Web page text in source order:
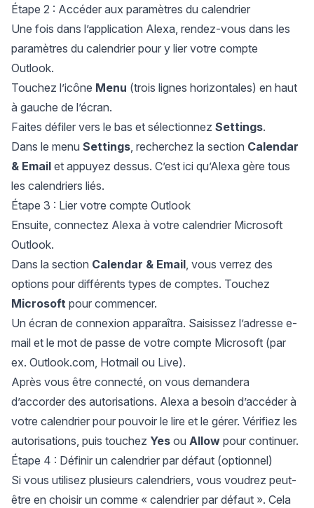
Étape 2 : Accéder aux paramètres du calendrier
Une fois dans l’application Alexa, rendez-vous dans les
paramètres du calendrier pour y lier votre compte
Outlook.
Touchez l’icône Menu (trois lignes horizontales) en haut
à gauche de l’écran.
Faites défiler vers le bas et sélectionnez Settings.
Dans le menu Settings, recherchez la section Calendar
& Email et appuyez dessus. C’est ici qu’Alexa gère tous
les calendriers liés.
Étape 3 : Lier votre compte Outlook
Ensuite, connectez Alexa à votre calendrier Microsoft
Outlook.
Dans la section Calendar & Email, vous verrez des
options pour différents types de comptes. Touchez
Microsoft pour commencer.
Un écran de connexion apparaîtra. Saisissez l’adresse e-
mail et le mot de passe de votre compte Microsoft (par
ex. Outlook.com, Hotmail ou Live).
Après vous être connecté, on vous demandera
d’accorder des autorisations. Alexa a besoin d’accéder à
votre calendrier pour pouvoir le lire et le gérer. Vérifiez les
autorisations, puis touchez Yes ou Allow pour continuer.
Étape 4 : Définir un calendrier par défaut (optionnel)
Si vous utilisez plusieurs calendriers, vous voudrez peut-
être en choisir un comme « calendrier par défaut ». Cela